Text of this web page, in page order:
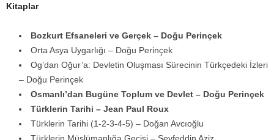
Kitaplar
Bozkurt Efsaneleri ve Gerçek – Doğu Perinçek
Orta Asya Uygarlığı – Doğu Perinçek
Og’dan Oğur’a: Devletin Oluşması Sürecinin Türkçedeki İzleri
– Doğu Perinçek
Osmanlı’dan Bugüne Toplum ve Devlet – Doğu Perinçek
Türklerin Tarihi – Jean Paul Roux
Türklerin Tarihi (1-2-3-4-5) – Doğan Avcıoğlu